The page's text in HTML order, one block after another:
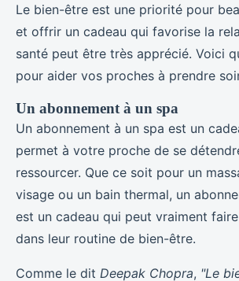
Le bien-être est une priorité pour
et offrir un cadeau qui favorise la
santé peut être très apprécié. Voici
pour aider vos proches à prendre
Un abonnement à un spa
Un abonnement à un spa est un
permet à votre proche de se
ressourcer. Que ce soit pour un
visage ou un bain thermal, un
est un cadeau qui peut vraiment
dans leur routine de bien-être.
Comme le dit Deepak Chopra, "Le